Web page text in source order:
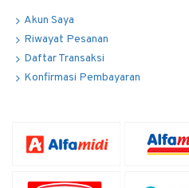
Akun Saya
Riwayat Pesanan
Daftar Transaksi
Konfirmasi Pembayaran